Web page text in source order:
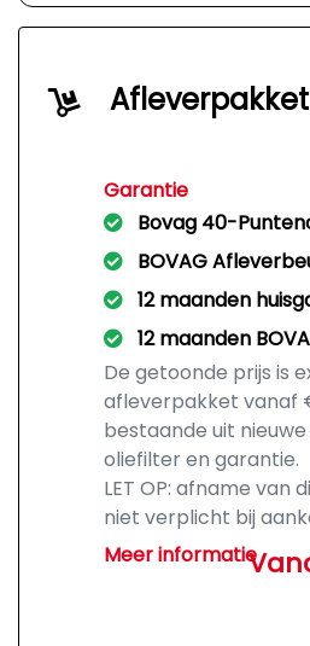
Garantie
Bovag 40-
BOVAG
12 maanden
12 maanden
De getoonde prijs is
afleverpakket vanaf
bestaande uit nieuwe
oliefilter en garantie.
LET OP: afname van
niet verplicht bij
auto.
Meer informatie